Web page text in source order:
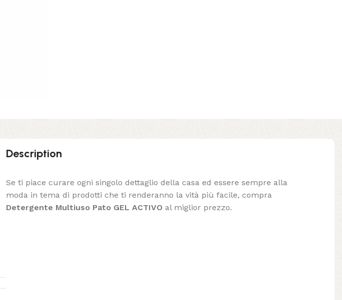
Description
Se ti piace curare ogni singolo dettaglio della casa ed essere sempre alla
moda in tema di prodotti che ti renderanno la vità più facile, compra
Detergente Multiuso Pato GEL ACTIVO al miglior prezzo.